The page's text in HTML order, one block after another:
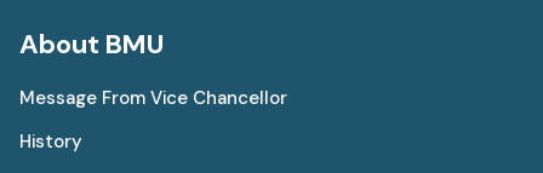
About BMU
Message From Vice Chancellor
History